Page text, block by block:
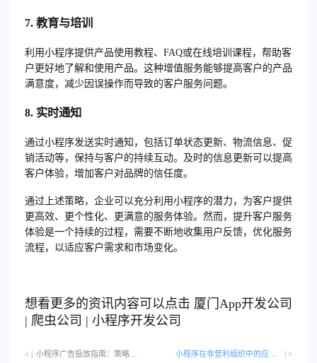
7. 教育与培训
利用小程序提供产品使用教程、FAQ或在线培训课程，帮助客
户更好地了解和使用产品。这种增值服务能够提高客户的产品
满意度，减少因误操作而导致的客户服务问题。
8. 实时通知
通过小程序发送实时通知，包括订单状态更新、物流信息、促
销活动等，保持与客户的持续互动。及时的信息更新可以提高
客户体验，增加客户对品牌的信任度。
通过上述策略，企业可以充分利用小程序的潜力，为客户提供
更高效、更个性化、更满意的服务体验。然而，提升客户服务
体验是一个持续的过程，需要不断地收集用户反馈，优化服务
流程，以适应客户需求和市场变化。
想看更多的资讯内容可以点击 厦门 App开发公司
| 爬虫公司 | 小程序开发公司
< | | >